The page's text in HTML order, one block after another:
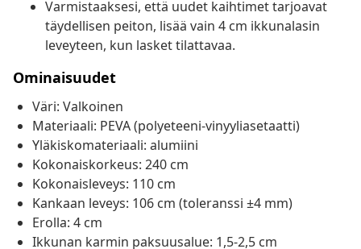
Varmistaaksesi, että uudet kaihtimet tarjoavat
täydellisen peiton, lisää vain 4 cm ikkunalasin
leveyteen, kun lasket tilattavaa.
Ominaisuudet
Väri: Valkoinen
Materiaali: PEVA (polyeteeni-vinyyliasetaatti)
Yläkiskomateriaali: alumiini
Kokonaiskorkeus: 240 cm
Kokonaisleveys: 110 cm
Kankaan leveys: 106 cm (toleranssi ±4 mm)
Erolla: 4 cm
Ikkunan karmin paksuusalue: 1,5-2,5 cm